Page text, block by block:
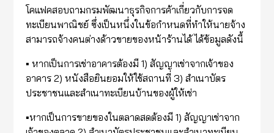
โคแฟคสอบถามกรมพัฒนาธุรกิจการค้าเกี่ยวกับการจด
ทะเบียนพาณิชย์ ซึ่งเป็นหนึ่งในข้อกำหนดที่ทำให้นายจ้าง
สามารถจ้างคนต่างด้าวขายของหน้าร้านได้ ได้ข้อมูลดังนี้
▪️ หากเป็นการเช่าอาคารต้องมี 1) สัญญาเช่าจากเจ้าของ
อาคาร 2) หนังสือยินยอมให้ใช้สถานที่ 3) สำเนาบัตร
ประชาชนและสำเนาทะเบียนบ้านของผู้ให้เช่า
▪️หากเป็นการขายของในตลาดสดต้องมี 1) สัญญาเช่าจาก